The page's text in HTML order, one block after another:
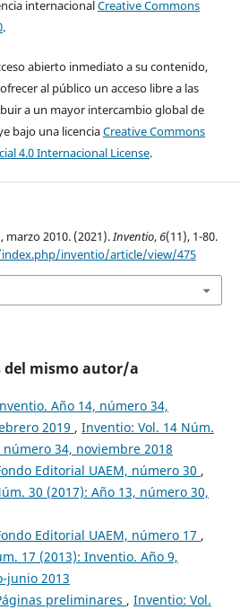
internacionalCreative Commons
.
abierto inmediato a su contenido,
al público un acceso libre a las
a un mayor intercambio global de
bajo una licenciaCreative Commons
4.0 Internacional License.
marzo 2010. (2021).Inventio,6(11), 1-80.
inventio/article/view/475
del mismo autor/a
Año 14, número 34,
2019 , Inventio: Vol. 14 Núm.
número 34, noviembre 2018
Editorial UAEM, número 30 ,
30 (2017): Año 13, número 30,
Editorial UAEM, número 17 ,
17 (2013): Inventio. Año 9,
junio 2013
preliminares , Inventio: Vol.